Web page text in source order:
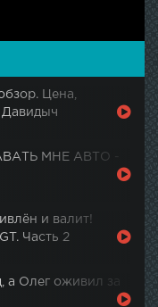
Цена,
Давидыч
МНЕ АВТО -
и валит!
Часть 2
а Олег оживил за